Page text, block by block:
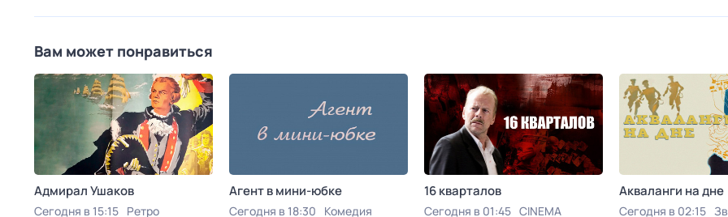
Вам может понравиться
Адмирал Ушаков
Сегодня в 15:15 Ретро
Агент в мини-юбке
Сегодня в 18:30 Комедия
16 кварталов
Сегодня в 01:45 CINEMA
Акваланги на дне
Сегодня в 02:15